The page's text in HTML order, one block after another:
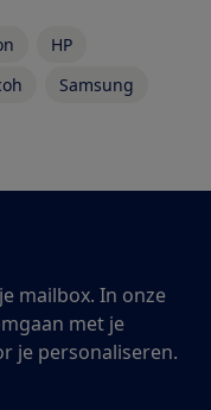
HP
Samsung
mailbox. In onze
met je
je personaliseren.